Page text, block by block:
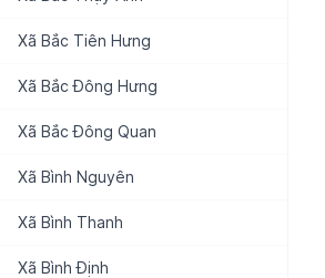
Xã Bắc Tiên Hưng
Xã Bắc Đông Hưng
Xã Bắc Đông Quan
Xã Bình Nguyên
Xã Bình Thanh
Xã Bình Định